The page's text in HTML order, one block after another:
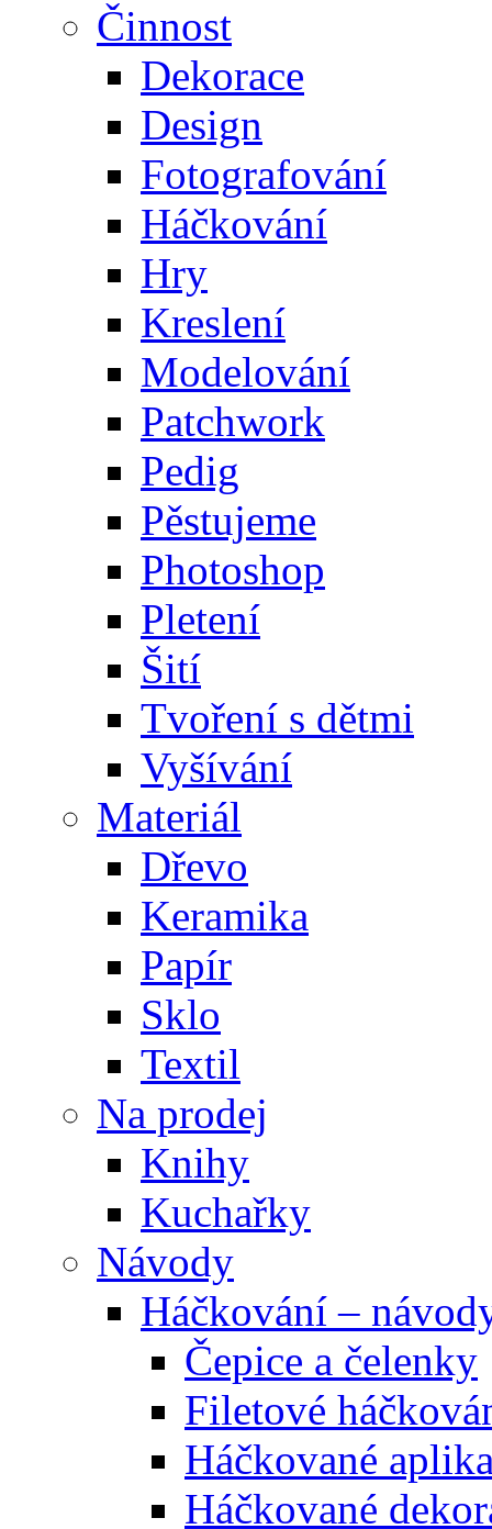
Činnost
Dekorace
Design
Fotografování
Háčkování
Hry
Kreslení
Modelování
Patchwork
Pedig
Pěstujeme
Photoshop
Pletení
Šití
Tvoření s dětmi
Vyšívání
Materiál
Dřevo
Keramika
Papír
Sklo
Textil
Na prodej
Knihy
Kuchařky
Návody
Háčkování –
Čepice a čelenky
Filetové
Háčkované
Háčkované